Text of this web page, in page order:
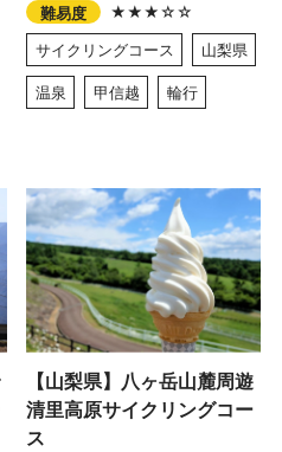
難易度
★★★☆☆
サイクリングコース
山梨県
温泉 甲信越 輪行
【山梨県】八ヶ岳山麓周遊
清里高原サイクリングコー
ス